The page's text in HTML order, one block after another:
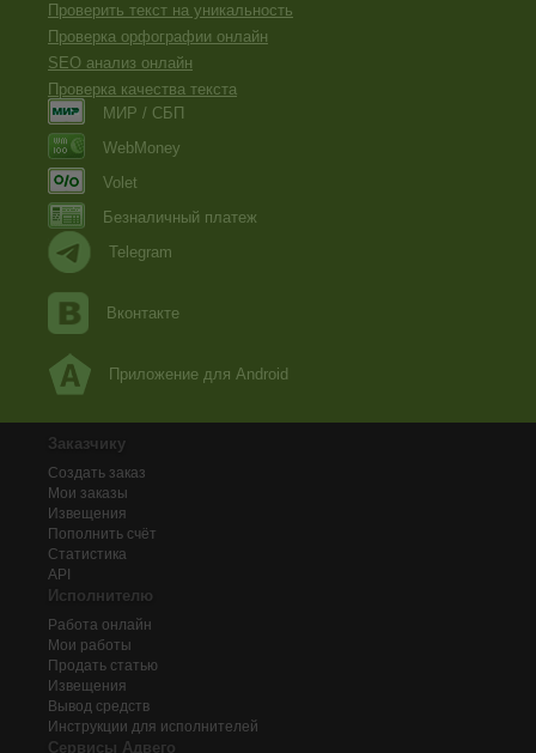
Проверить текст на уникальность
Проверка орфографии онлайн
SEO анализ онлайн
Проверка качества текста
МИР / СБП
WebMoney
Volet
Безналичный платеж
Telegram
Вконтакте
Приложение для Android
Заказчику
Создать заказ
Мои заказы
Извещения
Пополнить счёт
Статистика
API
Исполнителю
Работа онлайн
Мои работы
Продать статью
Извещения
Вывод средств
Инструкции для исполнителей
Сервисы Адвего